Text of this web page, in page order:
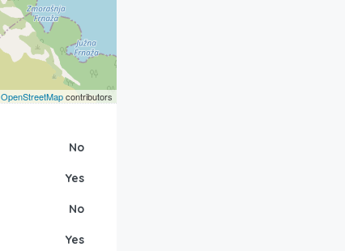
OpenStreetMapcontributors
No
Yes
No
Yes